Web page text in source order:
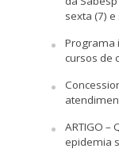
sexta (7)
Programa
cursos de
ARTIGO –
epidemia